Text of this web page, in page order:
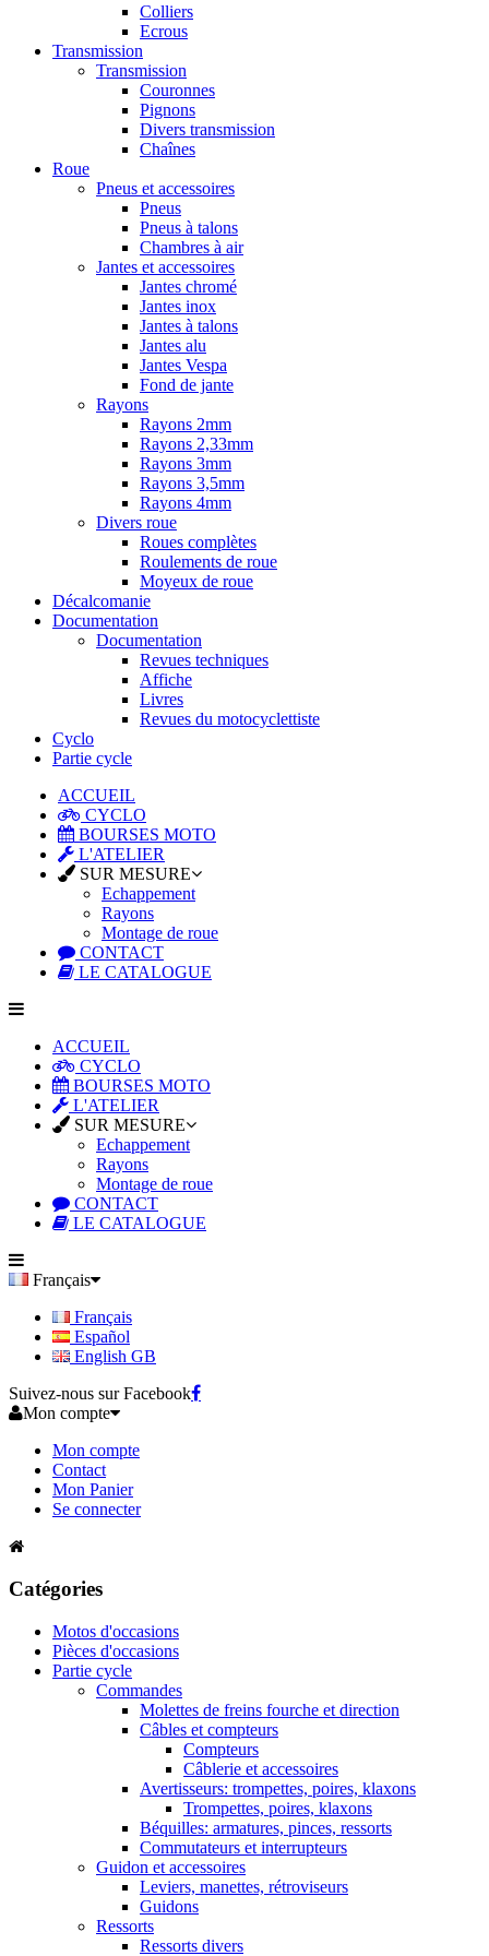
Colliers
Ecrous
Transmission
Transmission
Couronnes
Pignons
Divers transmission
Chaînes
Roue
Pneus et accessoires
Pneus
Pneus à talons
Chambres à air
Jantes et accessoires
Jantes chromé
Jantes inox
Jantes à talons
Jantes alu
Jantes Vespa
Fond de jante
Rayons
Rayons 2mm
Rayons 2,33mm
Rayons 3mm
Rayons 3,5mm
Rayons 4mm
Divers roue
Roues complètes
Roulements de roue
Moyeux de roue
Décalcomanie
Documentation
Documentation
Revues techniques
Affiche
Livres
Revues du motocyclettiste
Cyclo
Partie cycle
ACCUEIL
CYCLO
BOURSES MOTO
L'ATELIER
SUR MESURE
Echappement
Rayons
Montage de roue
CONTACT
LE CATALOGUE
ACCUEIL
CYCLO
BOURSES MOTO
L'ATELIER
SUR MESURE
Echappement
Rayons
Montage de roue
CONTACT
LE CATALOGUE
Français
Français
Español
English GB
Suivez-nous sur Facebook
Mon compte
Mon compte
Contact
Mon Panier
Se connecter
Catégories
Motos d'occasions
Pièces d'occasions
Partie cycle
Commandes
Molettes de freins fourche et direction
Câbles et compteurs
Compteurs
Câblerie et accessoires
Avertisseurs: trompettes, poires, klaxons
Trompettes, poires, klaxons
Béquilles: armatures, pinces, ressorts
Commutateurs et interrupteurs
Guidon et accessoires
Leviers, manettes, rétroviseurs
Guidons
Ressorts
Ressorts divers